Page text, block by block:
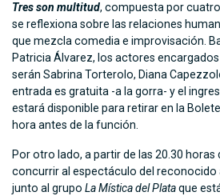
Tres son multitud, compuesta por
se reflexiona sobre las relaciones
que mezcla comedia e improvisación.
Patricia Álvarez, los actores
serán Sabrina Torterolo, Diana
entrada es gratuita -a la gorra- y el
estará disponible para retirar en la
hora antes de la función.
Por otro lado, a partir de las 20.30 horas
concurrir al espectáculo del reconocido
junto al grupo La Mística del Plataque